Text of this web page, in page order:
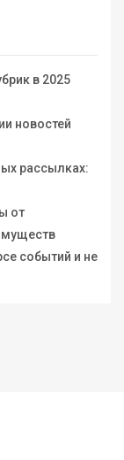
в 2025
новостей
рассылках:
от
событий и не